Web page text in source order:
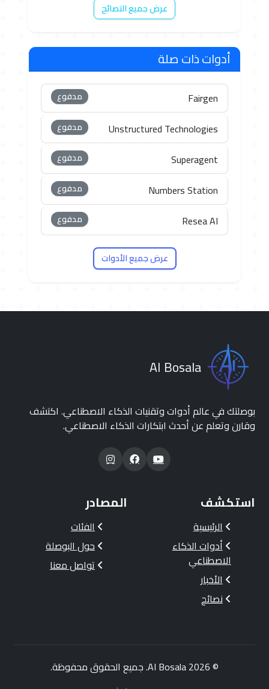
عرض جميع النصائح
أدوات ذات صلة
Fairgen مدفوع
Unstructured Technologies مدفوع
Superagent مدفوع
Numbers Station مدفوع
Resea AI مدفوع
عرض جميع الأدوات
AI Bosala
بوصلتك في عالم أدوات وتقنيات الذكاء الاصطناعي. اكتشف
وقارن وتعلم عن أحدث ابتكارات الذكاء الاصطناعي.
استكشف
الرئيسية
أدوات الذكاء
الاصطناعي
الأخبار
نصائح
المصادر
الفئات
حول البوصلة
تواصل معنا
© 2026
AI Bosala. جميع الحقوق محفوظة.